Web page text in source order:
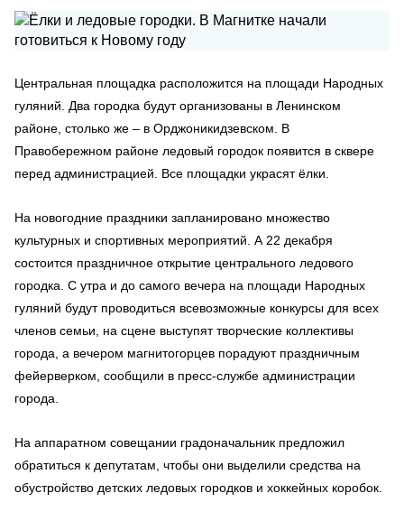
Центральная площадка расположится на площади Народных
гуляний. Два городка будут организованы в Ленинском
районе, столько же – в Орджоникидзевском. В
Правобережном районе ледовый городок появится в сквере
перед администрацией. Все площадки украсят ёлки.
На новогодние праздники запланировано множество
культурных и спортивных мероприятий. А 22 декабря
состоится праздничное открытие центрального ледового
городка. С утра и до самого вечера на площади Народных
гуляний будут проводиться всевозможные конкурсы для всех
членов семьи, на сцене выступят творческие коллективы
города, а вечером магнитогорцев порадуют праздничным
фейерверком, сообщили в пресс-службе администрации
города.
На аппаратном совещании градоначальник предложил
обратиться к депутатам, чтобы они выделили средства на
обустройство детских ледовых городков и хоккейных коробок.